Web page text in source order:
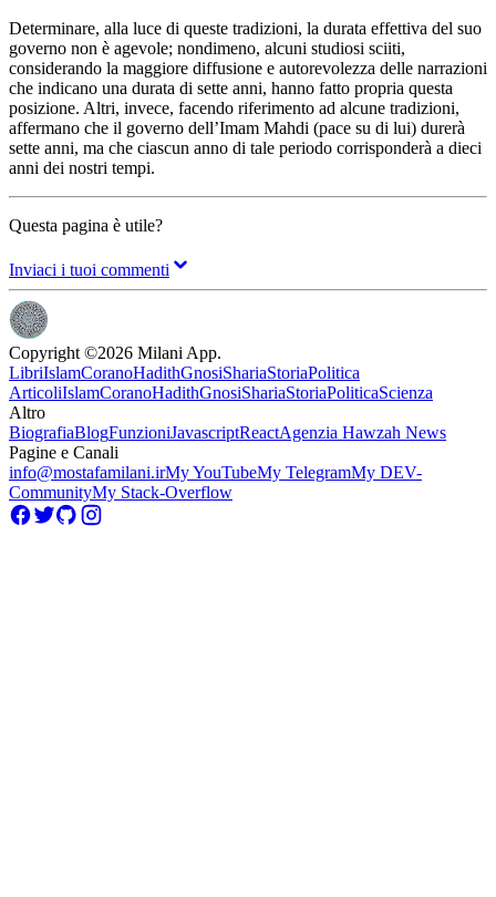
Determinare, alla luce di queste tradizioni, la durata effettiva del suo
governo non è agevole; nondimeno, alcuni studiosi sciiti,
considerando la maggiore diffusione e autorevolezza delle narrazioni
che indicano una durata di sette anni, hanno fatto propria questa
posizione. Altri, invece, facendo riferimento ad alcune tradizioni,
affermano che il governo dell’Imam Mahdi (pace su di lui) durerà
sette anni, ma che ciascun anno di tale periodo corrisponderà a dieci
anni dei nostri tempi.
Questa pagina è utile?
Inviaci i tuoi commenti
Copyright ©2026 Milani App.
LibriIslamCoranoHadithGnosiShariaStoriaPolitica
ArticoliIslamCoranoHadithGnosiShariaStoriaPoliticaScienza
Altro
BiografiaBlogFunzioniJavascriptReactAgenzia Hawzah News
Pagine e Canali
info@mostafamilani.irMy YouTubeMy TelegramMy DEV-
CommunityMy Stack-Overflow